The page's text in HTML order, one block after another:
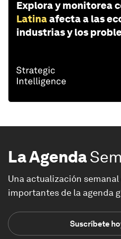
Explora y monitorea
Latinaafecta a las
industrias y los
La Agenda
Una actualización
importantes de la agenda
Suscríbete